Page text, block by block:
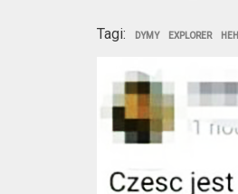
Tagi: DYMY EXPLORER